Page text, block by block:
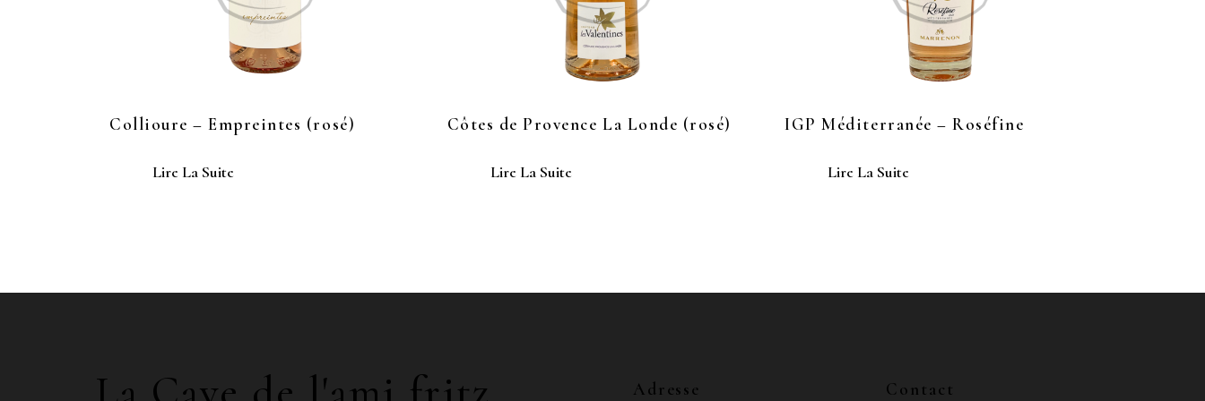
Collioure – Empreintes (rosé)
Lire La Suite
Côtes de Provence La Londe (rosé)
Lire La Suite
IGP Méditerranée – Roséfine
Lire La Suite
Adresse Contact